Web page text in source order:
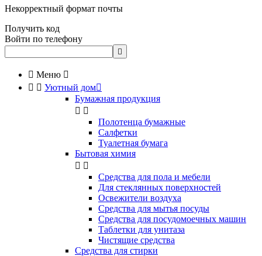
Некорректный формат почты
Получить код
Войти по телефону

 Меню 
  Уютный дом
Бумажная продукция
 
Полотенца бумажные
Салфетки
Туалетная бумага
Бытовая химия
 
Cредства для пола и мебели
Для стеклянных поверхностей
Освежители воздуха
Средства для мытья посуды
Средства для посудомоечных машин
Таблетки для унитаза
Чистящие средства
Средства для стирки